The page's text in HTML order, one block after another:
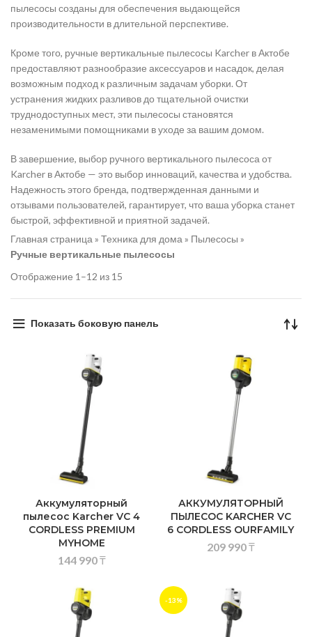
пылесосы созданы для обеспечения выдающейся
производительности в длительной перспективе.
Кроме того, ручные вертикальные пылесосы Karcher в Актобе
предоставляют разнообразие аксессуаров и насадок, делая
возможным подход к различным задачам уборки. От
устранения жидких разливов до тщательной очистки
труднодоступных мест, эти пылесосы становятся
незаменимыми помощниками в уходе за вашим домом.
В завершение, выбор ручного вертикального пылесоса от
Karcher в Актобе — это выбор инноваций, качества и удобства.
Надежность этого бренда, подтвержденная данными и
отзывами пользователей, гарантирует, что ваша уборка станет
быстрой, эффективной и приятной задачей.
Главная страница » Техника для дома » Пылесосы »
Ручные вертикальные пылесосы
Отображение 1–12 из 15
Показать боковую панель
Аккумуляторный
пылесос Karcher VC 4
CORDLESS PREMIUM
MYHOME
144 990₸
АККУМУЛЯТОРНЫЙ
ПЫЛЕСОС KARCHER VC
6 CORDLESS OURFAMILY
209 990₸
-13%